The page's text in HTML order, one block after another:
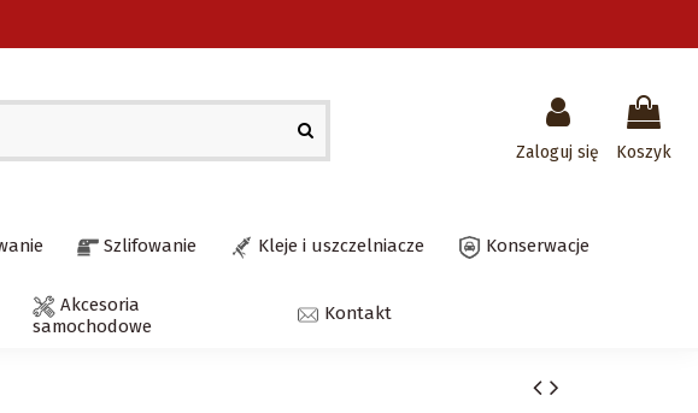
Zaloguj się Koszyk
Szlifowanie Kleje i uszczelniacze Konserwacje
Akcesoria
samochodowe
Kontakt